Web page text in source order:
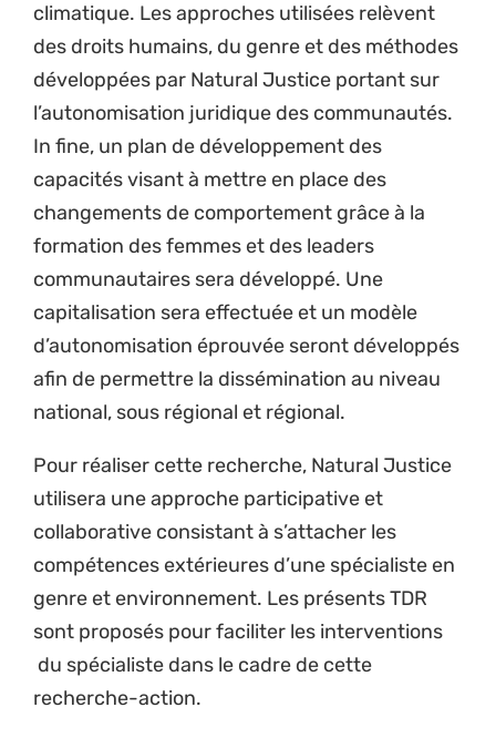
climatique. Les approches utilisées relèvent
des droits humains, du genre et des méthodes
développées par Natural Justice portant sur
l’autonomisation juridique des communautés.
In fine, un plan de développement des
capacités visant à mettre en place des
changements de comportement grâce à la
formation des femmes et des leaders
communautaires sera développé. Une
capitalisation sera effectuée et un modèle
d’autonomisation éprouvée seront développés
afin de permettre la dissémination au niveau
national, sous régional et régional.
Pour réaliser cette recherche, Natural Justice
utilisera une approche participative et
collaborative consistant à s’attacher les
compétences extérieures d’une spécialiste en
genre et environnement. Les présents TDR
sont proposés pour faciliter les interventions
du spécialiste dans le cadre de cette
recherche-action.